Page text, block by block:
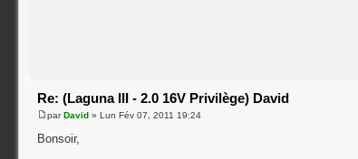
Re: (Laguna III - 2.0 16V Privilège) David
parDavid » Lun Fév 07, 2011 19:24
Bonsoir,